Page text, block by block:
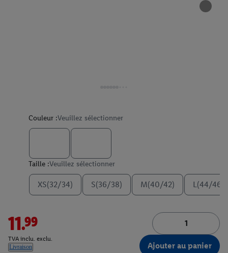
Couleur :Veuillez sélectionner
Taille :Veuillez sélectionner
XS(32/34) S(36/38) M(40/42) L(44/46)
11.99
TVA inclu. exclu.
Livraison
Ajouter au panier